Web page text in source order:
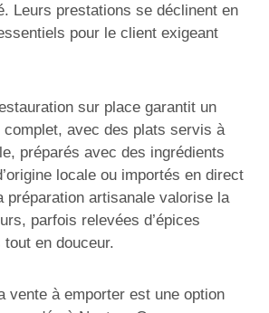
Leurs prestations se déclinent en
pour le client exigeant
sur place garantit un
avec des plats servis à
préparés avec des ingrédients
locale ou importés en direct
préparation artisanale valorise la
parfois relevées d’épices
en douceur.
vente à emporter est une option